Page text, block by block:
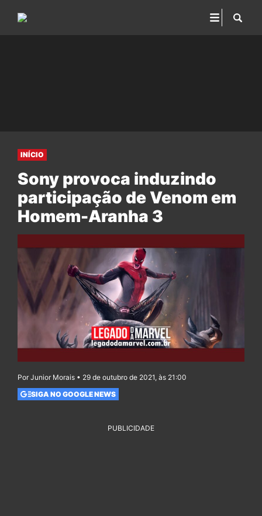
INÍCIO
Sony provoca induzindo
participação de Venom em
Homem-Aranha 3
Por Junior Morais • 29 de outubro de 2021, às 21:00
SIGA NO GOOGLE NEWS
PUBLICIDADE